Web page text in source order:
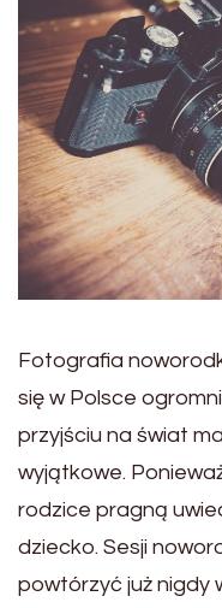
Fotografia
się w Polsce
przyjściu na świat
wyjątkowe.
rodzice pragną
dziecko. Sesji
powtórzyć już nigdy